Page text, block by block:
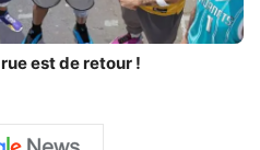
est de retour !